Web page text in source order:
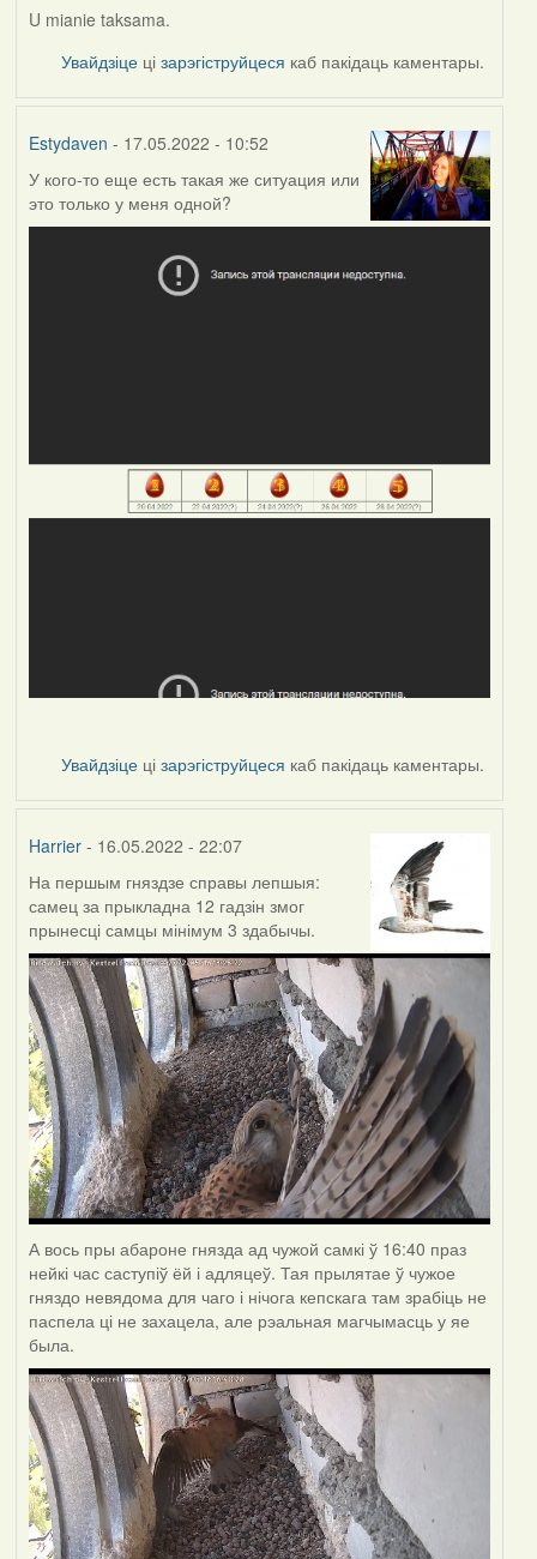
U mianie taksama.
Увайдзіце цізарэгіструйцеся каб пакідаць каментары.
Estydaven - 17.05.2022 - 10:52
У кого-то еще есть такая же ситуация или
это только у меня одной?
Увайдзіце цізарэгіструйцеся каб пакідаць каментары.
Harrier- 16.05.2022 - 22:07
На першым гняздзе справы лепшыя:
самец за прыкладна 12 гадзін змог
прынесці самцы мінімум 3 здабычы.
А вось пры абароне гнязда ад чужой самкі ў 16:40 праз
нейкі час саступіў ёй і адляцеў. Тая прылятае ў чужое
гняздо невядома для чаго і нічога кепскага там зрабіць не
паспела ці не захацела, але рэальная магчымасць у яе
была.